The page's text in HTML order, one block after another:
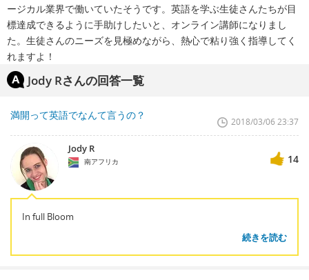
ージカル業界で働いていたそうです。英語を学ぶ生徒さんたちが目
標達成できるように手助けしたいと、オンライン講師になりまし
た。生徒さんのニーズを見極めながら、熱心で粘り強く指導してく
れますよ！
Jody Rさんの回答一覧
満開って英語でなんて言うの？
2018/03/06 23:37
Jody R
南アフリカ 14
In full Bloom
続きを読む